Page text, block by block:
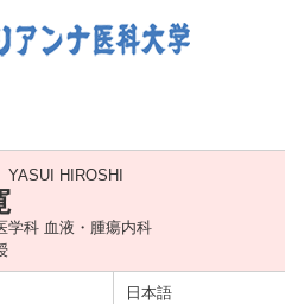
YASUI HIROSHI
学科 血液・腫瘍内科
日本語